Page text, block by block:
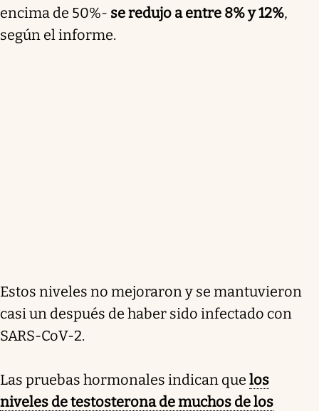
encima de 50%- se redujo a entre 8% y 12%,
según el informe.
Estos niveles no mejoraron y se mantuvieron
casi un después de haber sido infectado con
SARS-CoV-2.
Las pruebas hormonales indican que los
niveles de testosterona de muchos de los